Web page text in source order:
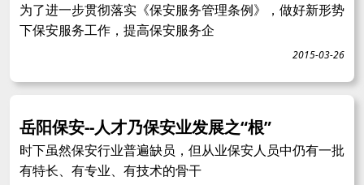
为了进一步贯彻落实《保安服务管理条例》，做好新形势
下保安服务工作，提高保安服务企
2015-03-26
岳阳保安--人才乃保安业发展之“根”
时下虽然保安行业普遍缺员，但从业保安人员中仍有一批
有特长、有专业、有技术的骨干